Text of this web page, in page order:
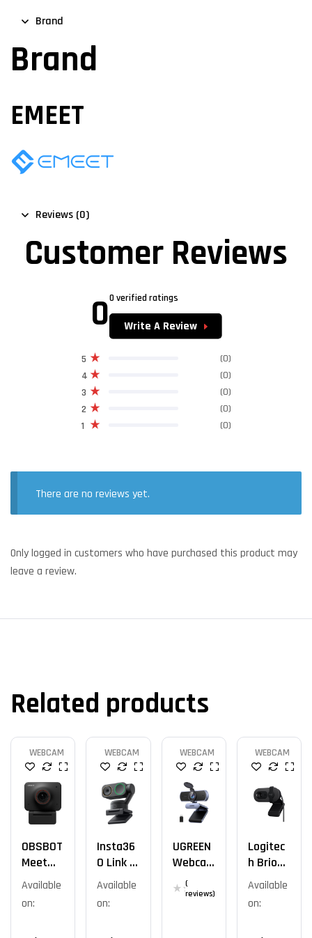
Brand
Brand
EMEET
Reviews (0)
Customer Reviews
00 verified ratings
Write A Review
1 (0)
2 (0)
3 (0)
4 (0)
5 (0)
There are no reviews yet.
Only logged in customers who have purchased this product may
leave a review.
Related products
WEBCAM
OBSBOT
Meet
4K
Available
on:
WEBCAM
Insta36
0 Link 2
Pro 4K
Webca
Available
on:
WEBCAM
UGREEN
Webca
M 4K
30FPS
(
reviews)
WEBCAM
Logitec
H Brio
100
M
Available
on: